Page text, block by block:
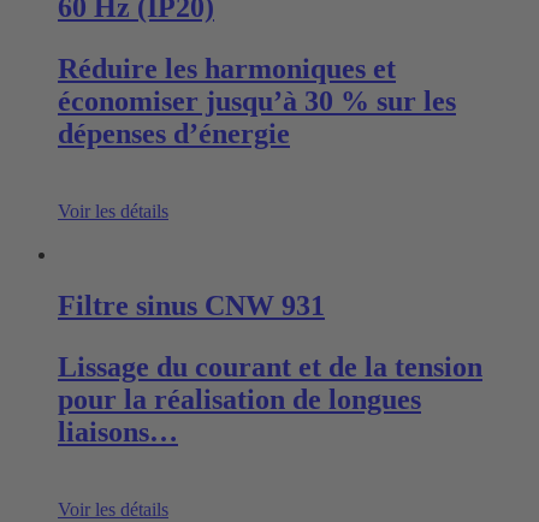
60 Hz (IP20)
Réduire les harmoniques et
économiser jusqu’à 30 % sur les
dépenses d’énergie
Voir les détails
Filtre sinus CNW 931
Lissage du courant et de la tension
pour la réalisation de longues
liaisons…
Voir les détails